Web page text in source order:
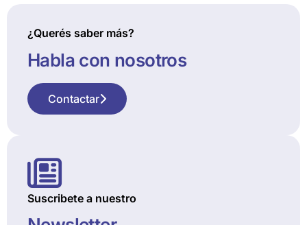
¿Querés saber más?
Habla con nosotros
Contactar
Suscribete a nuestro